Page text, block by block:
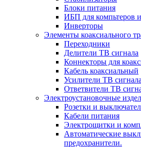
Блоки питания
ИБП для компьтеров
Инверторы
Элементы коаксиального
Переходники
Делители ТВ сигнала
Коннекторы для
Кабель коаксиальный
Усилители ТВ сигнала
Ответвители ТВ
Электроустановочные
Розетки и
Кабели питания
Электрощитки и
Автоматические
предохранители.